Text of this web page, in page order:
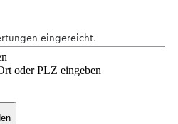
oder PLZ eingeben